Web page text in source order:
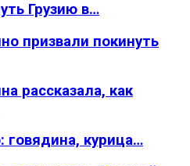
Грузию в…
призвали покинуть
рассказала, как
говядина, курица…